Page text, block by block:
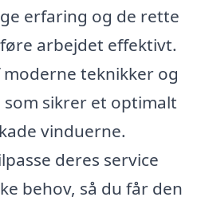
erfaring og de rette
arbejdet effektivt.
teknikker og
sikrer et optimalt
vinduerne.
deres service
behov, så du får den